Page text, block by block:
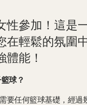
性參加！這是
在輕鬆的氛圍
體能！
球？
要任何籃球基礎，經過